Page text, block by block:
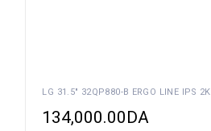
LG 31.5″ 32QP880-B ERGO LINE IPS 2K
134,000.00DA